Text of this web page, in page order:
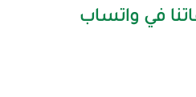
في واتساب